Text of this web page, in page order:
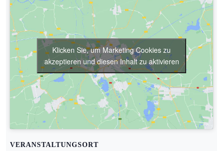
VERANSTALTUNGSORT
Klicken Sie, um Marketing Cookies zu
akzeptieren und diesen Inhalt zu aktivieren